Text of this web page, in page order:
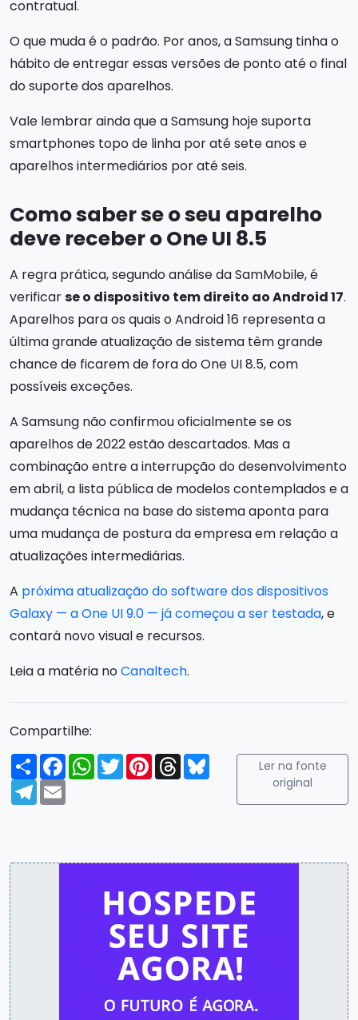
contratual.
O que muda é o padrão. Por anos, a Samsung tinha o
hábito de entregar essas versões de ponto até o final
do suporte dos aparelhos.
Vale lembrar ainda que a Samsung hoje suporta
smartphones topo de linha por até sete anos e
aparelhos intermediários por até seis.
Como saber se o seu aparelho
deve receber o One UI 8.5
A regra prática, segundo análise da SamMobile, é
verificarse o dispositivo tem direito ao Android 17.
Aparelhos para os quais o Android 16 representa a
última grande atualização de sistema têm grande
chance de ficarem de fora do One UI 8.5, com
possíveis exceções.
A Samsung não confirmou oficialmente se os
aparelhos de 2022 estão descartados. Mas a
combinação entre a interrupção do desenvolvimento
em abril, a lista pública de modelos contemplados e a
mudança técnica na base do sistema aponta para
uma mudança de postura da empresa em relação a
atualizações intermediárias.
A próxima atualização do software dos dispositivos
Galaxy — a One UI 9.0 — já começou a ser testada, e
contará novo visual e recursos.
Leia a matéria noCanaltech.
Compartilhe:
Compartilhar
FacebookWhatsApp
TwitterPinterest
ThreadsBluesky
Telegram
Email
Ler na fonte
original